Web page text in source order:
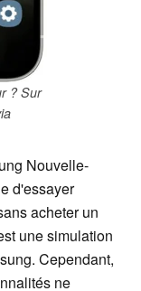
? Sur
Nouvelle-
d'essayer
acheter un
une simulation
Cependant,
ne